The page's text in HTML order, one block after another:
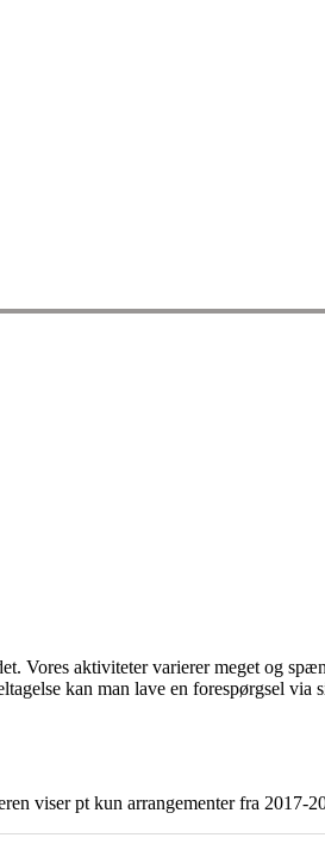
Vores aktiviteter varierer meget og
kan man lave en forespørgsel via
viser pt kun arrangementer fra 2017-